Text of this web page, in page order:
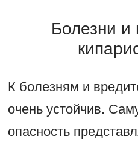
Болезни и
К болезням и
очень устойчив.
опасность